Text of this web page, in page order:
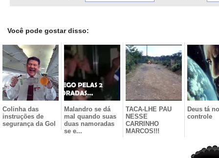
Você pode gostar disso:
Colinha das
instruções de
segurança da Gol
Malandro se dá
mal quando suas
duas namoradas
se e...
TACA-LHE PAU
NESSE
CARRINHO
MARCOS!!!
Deus tá no
controle